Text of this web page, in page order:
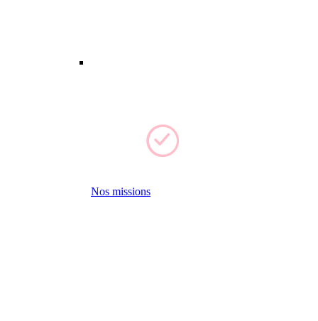
Nos missions